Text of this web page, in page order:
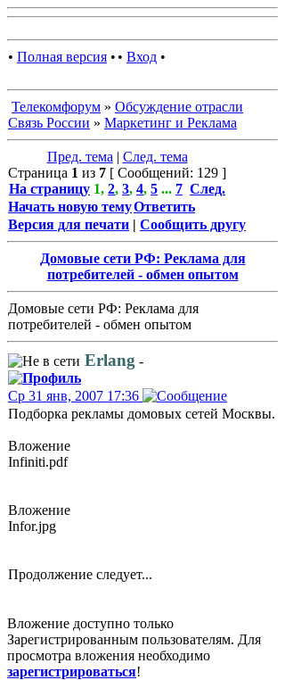
• Полная версия • • Вход •
Телекомфорум » Обсуждение отрасли
Связь России » Маркетинг и Реклама
Пред. тема | След. тема
Страница 1 из 7 [ Сообщений: 129 ]
На страницу 1, 2, 3, 4, 5 ... 7 След.
Начать новую темуОтветить
Версия для печати | Сообщить другу
Домовые сети РФ: Реклама для
потребителей - обмен опытом
Домовые сети РФ: Реклама для
потребителей - обмен опытом
Erlang -
Ср 31 янв, 2007 17:36
Подборка рекламы домовых сетей Москвы.
Вложение
Infiniti.pdf
Вложение
Infor.jpg
Продолжение следует...
Вложение доступно только
Зарегистрированным пользователям. Для
просмотра вложения необходимо
зарегистрироваться!